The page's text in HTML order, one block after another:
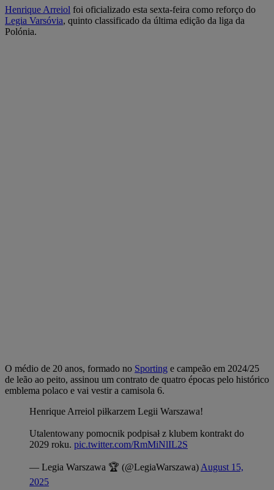
Henrique Arreiol foi oficializado esta sexta-feira como reforço do
Legia Varsóvia, quinto classificado da última edição da liga da
Polónia.
O médio de 20 anos, formado no Sporting e campeão em 2024/25
de leão ao peito, assinou um contrato de quatro épocas pelo histórico
emblema polaco e vai vestir a camisola 6.
Henrique Arreiol piłkarzem Legii Warszawa!
Utalentowany pomocnik podpisał z klubem kontrakt do
2029 roku. pic.twitter.com/RmMiNlIL2S
— Legia Warszawa 🏆 (@LegiaWarszawa) August 15,
2025